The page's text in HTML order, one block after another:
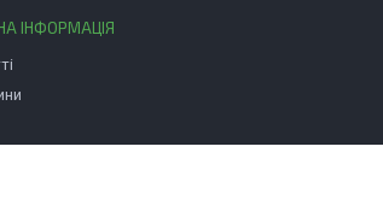
ІНФОРМАЦІЯ